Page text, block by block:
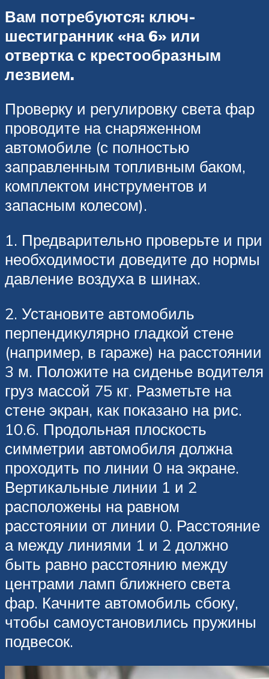
Вам потребуются: ключ-
шестигранник «на 6» или
отвертка с крестообразным
лезвием.
Проверку и регулировку света фар
проводите на снаряженном
автомобиле (с полностью
заправленным топливным баком,
комплектом инструментов и
запасным колесом).
1. Предварительно проверьте и при
необходимости доведите до нормы
давление воздуха в шинах.
2. Установите автомобиль
перпендикулярно гладкой стене
(например, в гараже) на расстоянии
3 м. Положите на сиденье водителя
груз массой 75 кг. Разметьте на
стене экран, как показано на рис.
10.6. Продольная плоскость
симметрии автомобиля должна
проходить по линии 0 на экране.
Вертикальные линии 1 и 2
расположены на равном
расстоянии от линии 0. Расстояние
а между линиями 1 и 2 должно
быть равно расстоянию между
центрами ламп ближнего света
фар. Качните автомобиль сбоку,
чтобы самоустановились пружины
подвесок.